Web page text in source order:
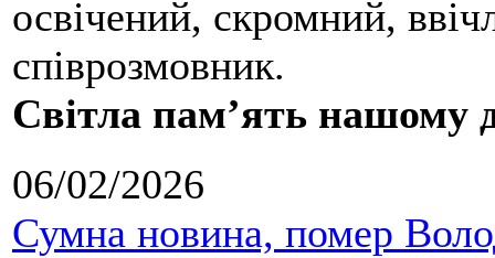
освічений, скромний,
співрозмовник.
Світла пам’ять нашому
06/02/2026
Сумна новина, помер